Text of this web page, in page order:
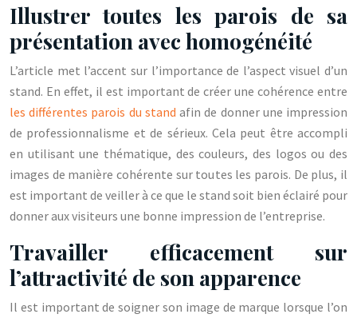
Illustrer toutes les parois de sa
présentation avec homogénéité
L’article met l’accent sur l’importance de l’aspect visuel d’un
stand. En effet, il est important de créer une cohérence entre
les différentes parois du stand afin de donner une impression
de professionnalisme et de sérieux. Cela peut être accompli
en utilisant une thématique, des couleurs, des logos ou des
images de manière cohérente sur toutes les parois. De plus, il
est important de veiller à ce que le stand soit bien éclairé pour
donner aux visiteurs une bonne impression de l’entreprise.
Travailler efficacement sur
l’attractivité de son apparence
Il est important de soigner son image de marque lorsque l’on